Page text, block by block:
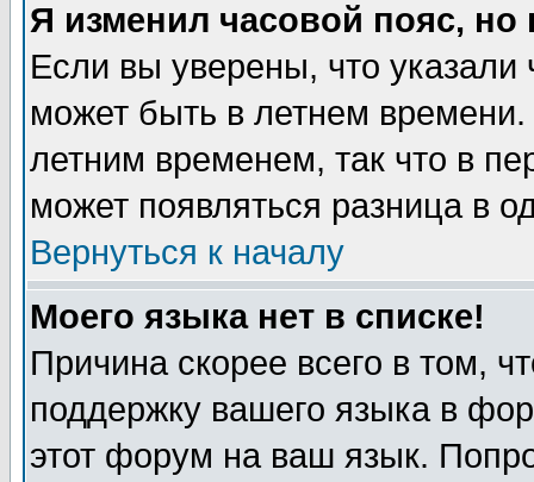
Я изменил часовой пояс,
Если вы уверены, что указали
может быть в летнем
летним временем, так что в
может появляться разница в
Вернуться к началу
Моего языка нет в списке!
Причина скорее всего в том,
поддержку вашего языка в
этот форум на ваш язык.